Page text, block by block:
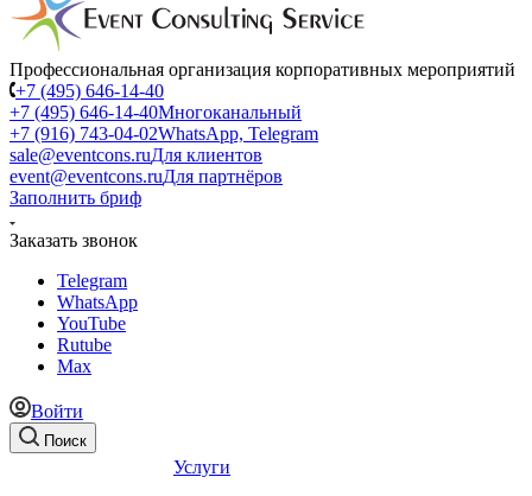
Профессиональная организация корпоративных мероприятий
+7 (495) 646-14-40
+7 (495) 646-14-40Многоканальный
+7 (916) 743-04-02WhatsApp, Telegram
sale@eventcons.ruДля клиентов
event@eventcons.ruДля партнёров
Заполнить бриф
Заказать звонок
Telegram
WhatsApp
YouTube
Rutube
Max
Войти
Поиск
Услуги